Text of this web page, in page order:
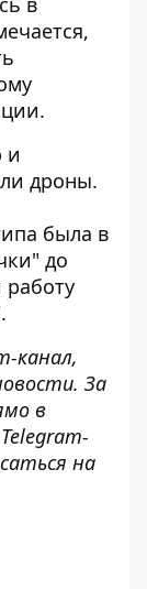
и
дроны.
была в
до
канал,
За
в
на